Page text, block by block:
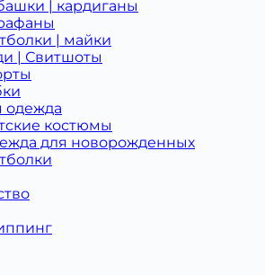
| кардиганы
| майки
| Свитшоты
одежда
костюмы
для новорожденных